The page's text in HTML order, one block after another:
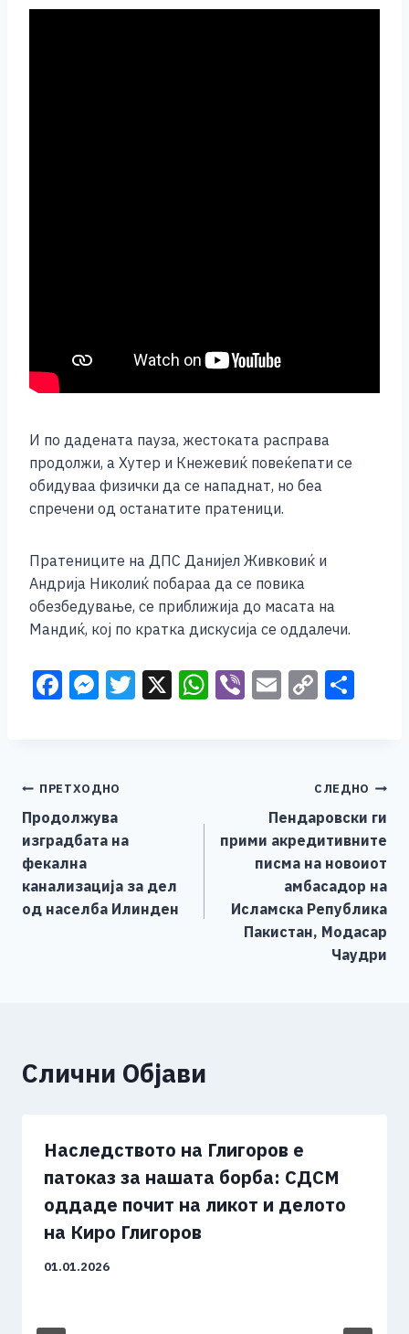
И по дадената пауза, жестоката расправа
продолжи, а Хутер и Кнежевиќ повеќепати се
обидуваа физички да се нападнат, но беа
спречени од останатите пратеници.
Пратениците на ДПС Данијел Живковиќ и
Андрија Николиќ побараа да се повика
обезбедување, се приближија до масата на
Мандиќ, кој по кратка дискусија се оддалечи.
F
b
o
o
k
M
n
g
T X W
p
Vi E C
Li
n
k
Навигација
на
напис
ПРЕТХОДНО
Продолжува
изградбата на
фекална
канализација за дел
од населба Илинден
СЛЕДНО
Пендаровски ги
прими акредитивните
писма на новоиот
амбасадор на
Исламска Република
Пакистан, Модaсар
Чаудри
Слични Објави
Наследството на Глигоров е
патоказ за нашата борба: СДСМ
оддаде почит на ликот и делото
на Киро Глигоров
01.01.2026